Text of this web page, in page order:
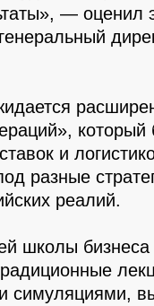
— оценил
который
и
разные
реалий.
школы
симуляциями,